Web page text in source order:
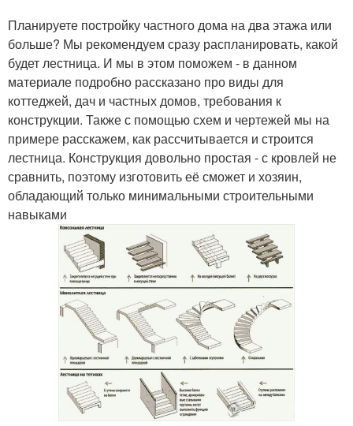
Планируете постройку частного дома на два этажа или
больше? Мы рекомендуем сразу распланировать, какой
будет лестница. И мы в этом поможем - в данном
материале подробно рассказано про виды для
коттеджей, дач и частных домов, требования к
конструкции. Также с помощью схем и чертежей мы на
примере расскажем, как рассчитывается и строится
лестница. Конструкция довольно простая - с кровлей не
сравнить, поэтому изготовить её сможет и хозяин,
обладающий только минимальными строительными
навыками